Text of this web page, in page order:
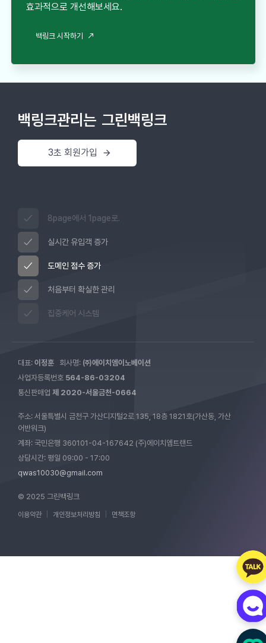
효과적으로 개선해보세요.
백링크 시작하기
백링크관리는 그린백링크
3초 회원가입
8page에서 1page로.
실시간 유입객 증가
도메인 점수 증가
처음부터 확실한 관리
집중케어 시스템
대표: 이정훈 회사명: ㈜에이치엠이노베이션
사업자등록번호 564-86-03204
통신판매업 제 2020-서울금천-0664
주소: 서울특별시 금천구 가산디지털2로 135, 18층 1821호(가산동, 가산
어반워크)
계좌: 국민은행 360101-04-167642 (주)에이치엠트랜드
상담시간: 평일 09:00 - 17:00
qwas10030@gmail.com
© 2025 그린백링크
이용약관 개인정보처리방침 면책조항